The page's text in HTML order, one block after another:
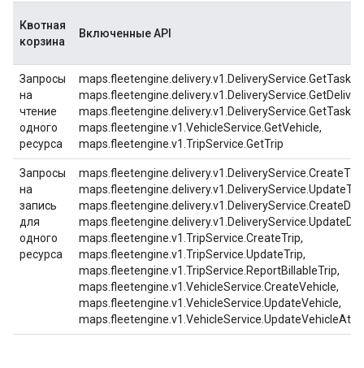
Квотная
корзина
Включенные API
Запросы
на
чтение
одного
ресурса
maps.fleetengine.delivery.v1.DeliveryService.GetTask,
maps.fleetengine.v1.VehicleService.GetVehicle,
maps.fleetengine.v1.TripService.GetTrip
Запросы
на
запись
для
одного
ресурса
maps.fleetengine.v1.TripService.CreateTrip,
maps.fleetengine.v1.TripService.UpdateTrip,
maps.fleetengine.v1.TripService.ReportBillableTrip,
maps.fleetengine.v1.VehicleService.CreateVehicle,
maps.fleetengine.v1.VehicleService.UpdateVehicle,